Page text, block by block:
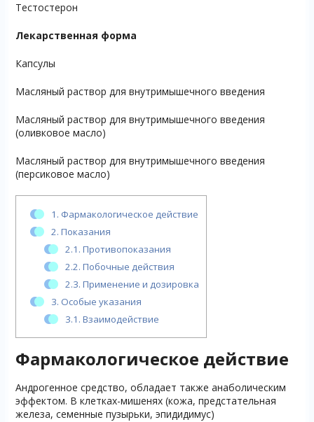
Тестостерон
Лекарственная форма
Капсулы
Масляный раствор для внутримышечного введения
Масляный раствор для внутримышечного введения
(оливковое масло)
Масляный раствор для внутримышечного введения
(персиковое масло)
1. Фармакологическое действие
2. Показания
2.1. Противопоказания
2.2. Побочные действия
2.3. Применение и дозировка
3. Особые указания
3.1. Взаимодействие
Фармакологическое действие
Андрогенное средство, обладает также анаболическим
эффектом. В клетках-мишенях (кожа, предстательная
железа, семенные пузырьки, эпидидимус)